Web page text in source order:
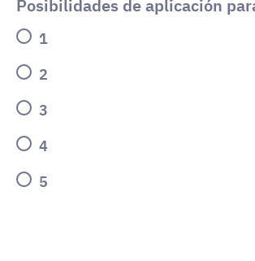
Posibilidades de aplicación
1
2
3
4
5